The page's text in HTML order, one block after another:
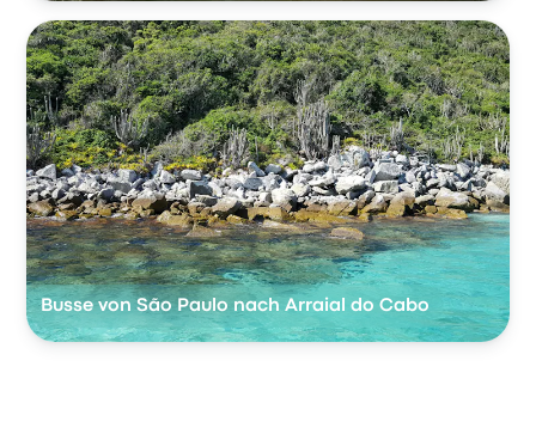
Busse von São Paulo nach Arraial do Cabo